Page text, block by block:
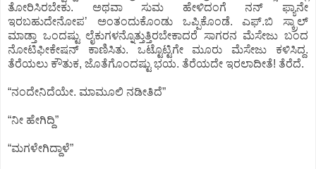
ತೋರಿಸಿರಬೇಕು. ಅಥವಾ ಸುಮ ಹೇಳಿದಂಗೆ ನನ್‌ ಫ್ಯಾನೇ
ಇರಬಹುದೇನೋಪʼ ಅಂತಂದುಕೊಂಡು ಒಪ್ಪಿಕೊಂಡೆ. ಎಫ್.ಬಿ ಸ್ಕ್ರಾಲ್‌
ಮಾಡ್ತಾ ಒಂದಷ್ಟು ಲೈಕುಗಳನ್ನೊತ್ತುತ್ತಿರಬೇಕಾದರೆ ಸಾಗರನ ಮೆಸೇಜು ಬಂದ
ನೋಟಿಫೀಕೇಷನ್‌ ಕಾಣಿಸಿತು. ಒಟ್ಟೊಟ್ಟಿಗೇ ಮೂರು ಮೆಸೇಜು ಕಳಿಸಿದ್ದ.
ತೆರೆಯಲು ಕೌತುಕ, ಜೊತೆಗೊಂದಷ್ಟು ಭಯ. ತೆರೆಯದೇ ಇರಲಾದೀತೆ! ತೆರೆದೆ.
“ನಂದೇನಿದೆಯೇ. ಮಾಮೂಲಿ ನಡೀತಿದೆ”
“ನೀ ಹೇಗಿದ್ದಿ”
“ಮಗಳೇಗಿದ್ದಾಳೆ”